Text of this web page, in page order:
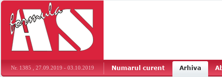
Nr. 1385 , 27.09.2019 - 03.10.2019 Numarul curent Arhiva